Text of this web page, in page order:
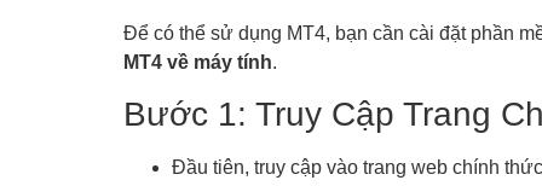
Để có thể sử dụng MT4, bạn cần cài đặt phần
MT4 về máy tính.
Bước 1: Truy Cập Trang
Đầu tiên, truy cập vào trang web chính